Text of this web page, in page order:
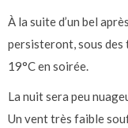
À la suite d’un bel
persisteront, sous des
19°C en soirée.
La nuit sera peu
Un vent très faible